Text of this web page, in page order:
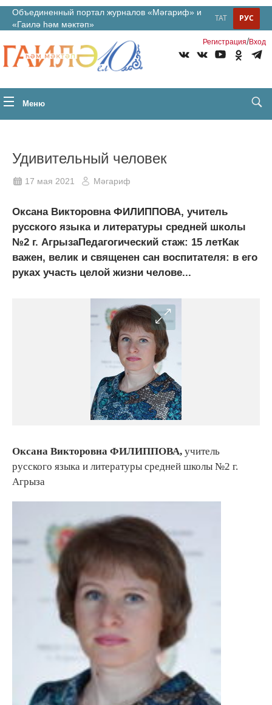
Объединенный портал журналов «Мәгариф» и
«Гаилә һәм мәктәп»
РУС
ТАТ
Регистрация/Вход
Меню
Удивительный человек
17 мая 2021 Мәгариф
Оксана Викторовна ФИЛИППОВА, учитель
русского языка и литературы средней школы
№2 г. АгрызаПедагогический стаж: 15 летКак
важен, велик и священен сан воспитателя: в его
руках участь целой жизни челове...
Оксана Викторовна ФИЛИППОВА, учитель
русского языка и литературы средней школы №2 г.
Агрыза